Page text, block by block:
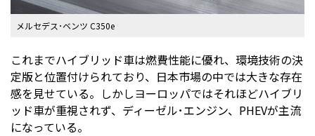
メルセデス･ベンツ C350e
これまでハイブリッド車は燃費性能に優れ、環境技術の決
定版と位置付けられており、日本市場の中では大きな存在
感を見せている。しかしヨーロッパではそれほどハイブリ
ッド車が重視されず、ディーゼル･エンジン、PHEVが主流
になっている。